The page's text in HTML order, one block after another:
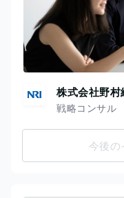
株式会社野村
戦略コンサル
今後